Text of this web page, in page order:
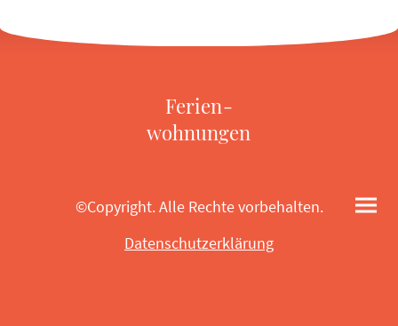
Ferien-
wohnungen
©Copyright. Alle Rechte vorbehalten.
Datenschutzerklärung